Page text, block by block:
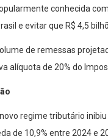
conhecida
e evitar que R$ 4,5
de remessas
alíquota de 20% do
regime tributário
de 10,9% entre 2024 e